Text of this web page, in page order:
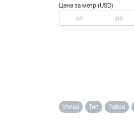
Цена за метр (USD):
Улица Тип Район